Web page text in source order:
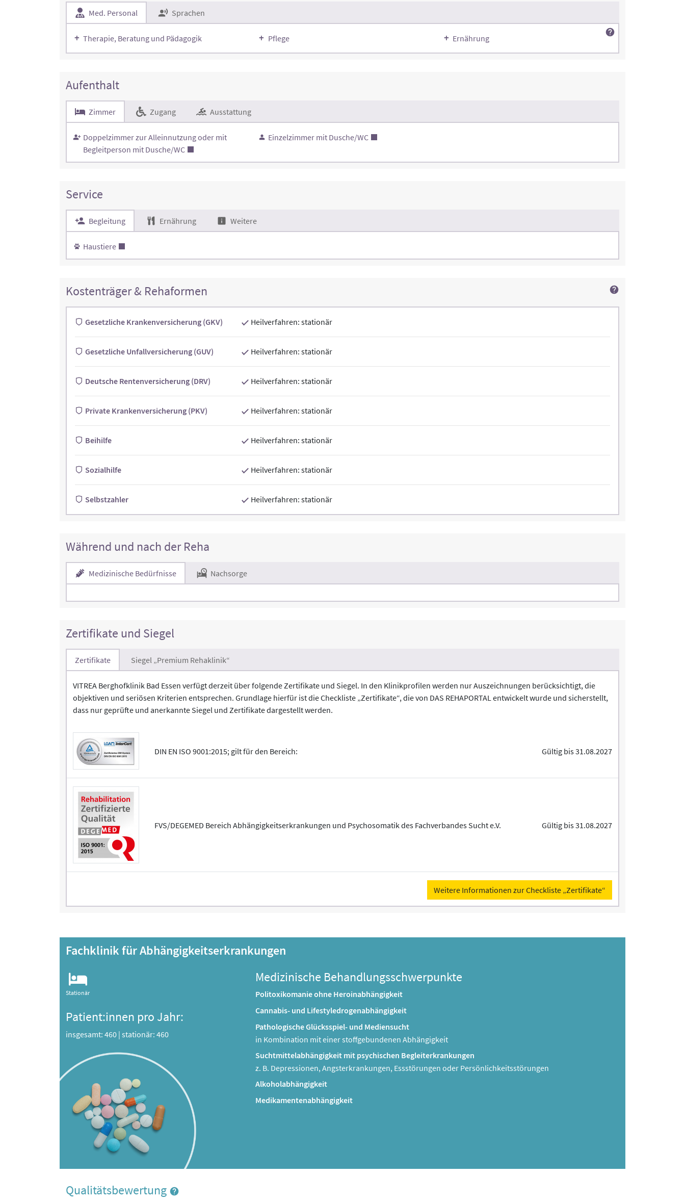
Med. Personal Sprachen
Therapie, Beratung und Pädagogik Pflege Ernährung
Aufenthalt
Zimmer Zugang Ausstattung
Doppelzimmer zur Alleinnutzung oder mit
Begleitperson mit Dusche/WC
Einzelzimmer mit Dusche/WC
Service
Begleitung Ernährung Weitere
Haustiere
Kostenträger & Rehaformen
Gesetzliche Krankenversicherung (GKV) Heilverfahren: stationär
Gesetzliche Unfallversicherung (GUV) Heilverfahren: stationär
Deutsche Rentenversicherung (DRV) Heilverfahren: stationär
Private Krankenversicherung (PKV) Heilverfahren: stationär
Beihilfe Heilverfahren: stationär
Sozialhilfe Heilverfahren: stationär
Selbstzahler Heilverfahren: stationär
Während und nach der Reha
Medizinische Bedürfnisse Nachsorge
Zertifikate und Siegel
Zertifikate Siegel „Premium Rehaklinik“
VITREA Berghofklinik Bad Essen verfügt derzeit über folgende Zertifikate und Siegel. In den Klinikprofilen werden nur Auszeichnungen berücksichtigt, die
objektiven und seriösen Kriterien entsprechen. Grundlage hierfür ist die Checkliste „Zertifikate“, die von DAS REHAPORTAL entwickelt wurde und sicherstellt,
dass nur geprüfte und anerkannte Siegel und Zertifikate dargestellt werden.
DIN EN ISO 9001:2015; gilt für den Bereich: Gültig bis 31.08.2027
FVS/DEGEMED Bereich Abhängigkeitserkrankungen und Psychosomatik des Fachverbandes Sucht e.V. Gültig bis 31.08.2027
Weitere Informationen zur Checkliste „Zertifikate“
Fachklinik für Abhängigkeitserkrankungen
Stationär
Patient:innen pro Jahr:
insgesamt: 460 | stationär: 460
Medizinische Behandlungsschwerpunkte
Politoxikomanie ohne Heroinabhängigkeit
Cannabis- und Lifestyledrogenabhängigkeit
Pathologische Glücksspiel- und Mediensucht
in Kombination mit einer stoffgebundenen Abhängigkeit
Suchtmittelabhängigkeit mit psychischen Begleiterkrankungen
z. B. Depressionen, Angsterkrankungen, Essstörungen oder Persönlichkeitsstörungen
Alkoholabhängigkeit
Medikamentenabhängigkeit
Qualitätsbewertung